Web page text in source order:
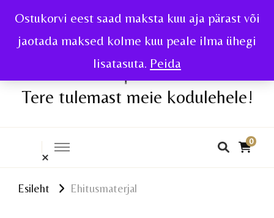
Ostukorvi eest saad maksta kuu aja pärast või
jaotada maksed kolme kuu peale ilma ühegi
lisatasuta. Peida
Tere tulemast meie kodulehele!
0
Esileht Ehitusmaterjal